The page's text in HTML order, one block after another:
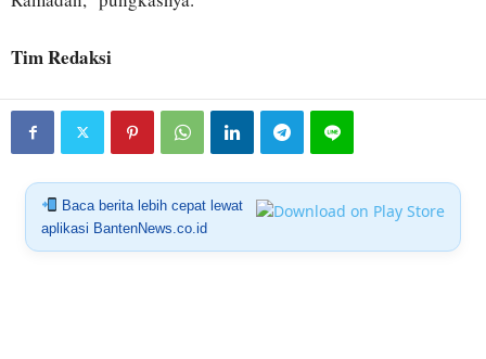
Tim Redaksi
Baca berita lebih cepat lewat
aplikasi BantenNews.co.id